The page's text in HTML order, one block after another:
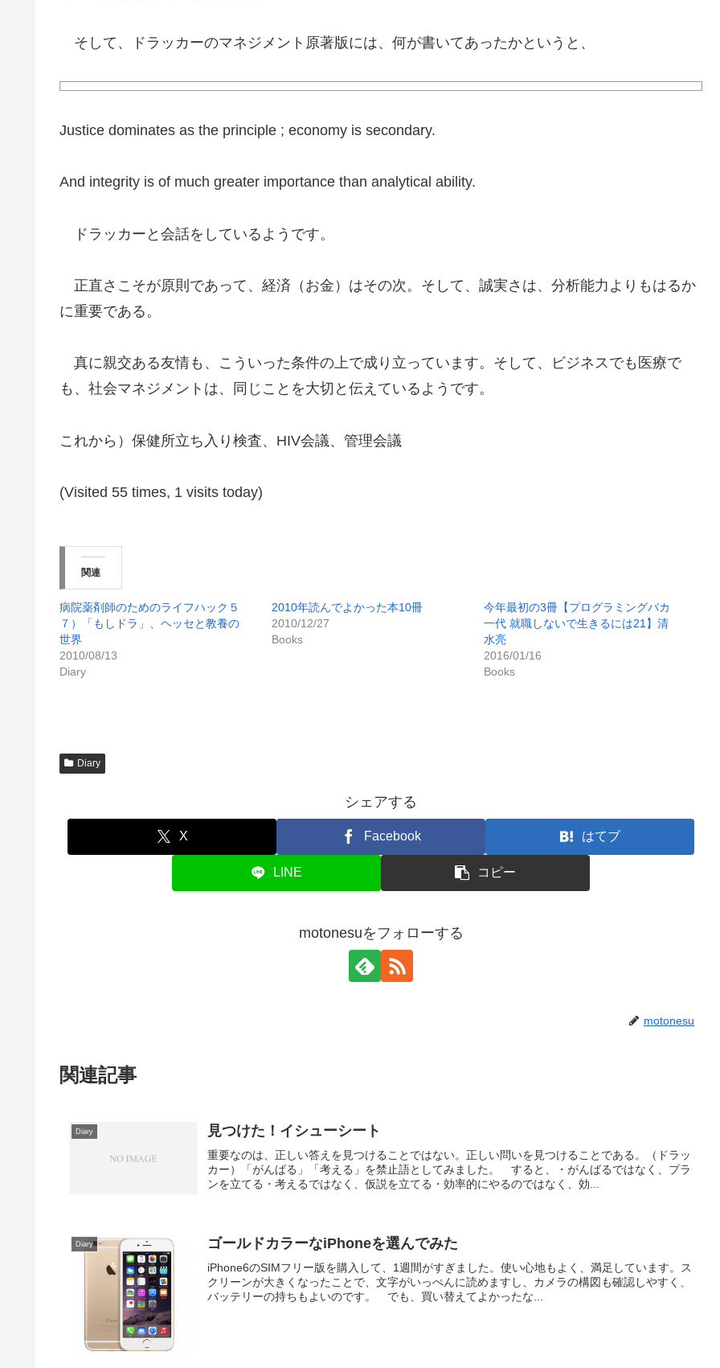
そして、ドラッカーのマネジメント原著版には、何が書いてあったかというと、
Justice dominates as the principle ; economy is secondary.
And integrity is of much greater importance than analytical ability.
ドラッカーと会話をしているようです。
正直さこそが原則であって、経済（お金）はその次。そして、誠実さは、分析能力よりもはるか
に重要である。
真に親交ある友情も、こういった条件の上で成り立っています。そして、ビジネスでも医療で
も、社会マネジメントは、同じことを大切と伝えているようです。
これから）保健所立ち入り検査、HIV会議、管理会議
(Visited 55 times, 1 visits today)
関連
病院薬剤師のためのライフハック５
７）「もしドラ」、ヘッセと教養の
世界
2010/08/13
Diary
2010年読んでよかった本10冊
2010/12/27
Books
今年最初の3冊【プログラミングバカ
一代 就職しないで生きるには21】清
水亮
2016/01/16
Books
Diary
シェアする
X Facebook はてブ
LINE コピー
motonesuをフォローする
motonesu
関連記事
Diary 見つけた！イシューシート
重要なのは、正しい答えを見つけることではない。正しい問いを見つけることである。（ドラッ
カー）「がんばる」「考える」を禁止語としてみました。 すると、・がんばるではなく、プラ
ンを立てる・考えるではなく、仮説を立てる・効率的にやるのではなく、効...
Diary ゴールドカラーなiPhoneを選んでみた
iPhone6のSIMフリー版を購入して、1週間がすぎました。使い心地もよく、満足しています。ス
クリーンが大きくなったことで、文字がいっぺんに読めますし、カメラの構図も確認しやすく、
バッテリーの持ちもよいのです。 でも、買い替えてよかったな...